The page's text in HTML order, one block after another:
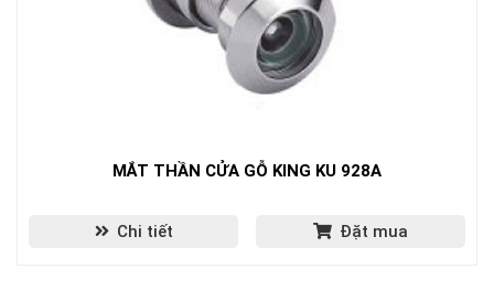
MẮT THẦN CỬA GỖ KING KU 928A
Chi tiết Đặt mua